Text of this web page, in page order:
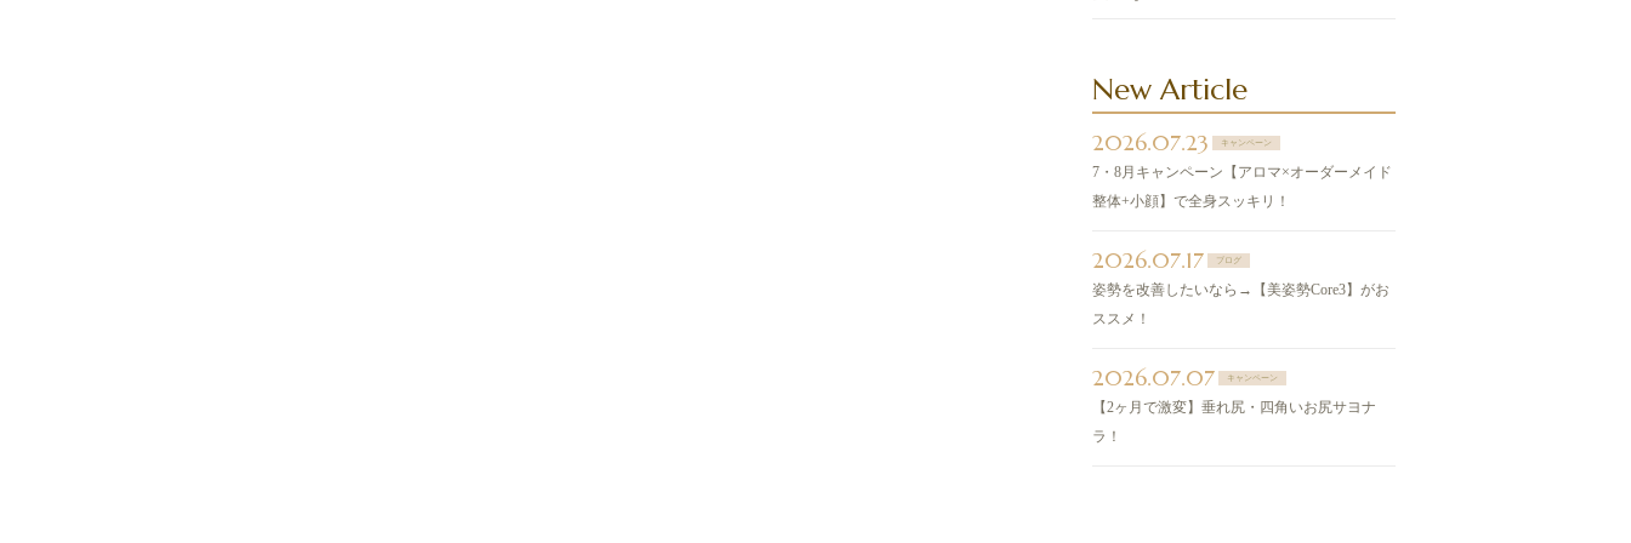
New Article
2026.07.23 キャンペーン
7・8月キャンペーン【アロマ×オーダーメイド
整体+小顔】で全身スッキリ！
2026.07.17 ブログ
姿勢を改善したいなら→【美姿勢Core3】がお
ススメ！
2026.07.07 キャンペーン
【2ヶ月で激変】垂れ尻・四角いお尻サヨナ
ラ！